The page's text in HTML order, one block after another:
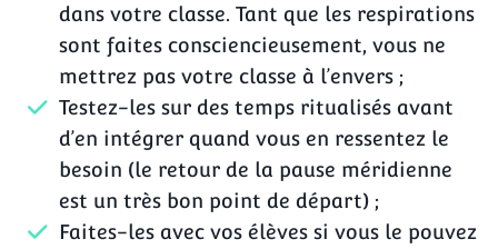
dans votre classe. Tant que les respirations
sont faites consciencieusement, vous ne
mettrez pas votre classe à l’envers ;
Testez-les sur des temps ritualisés avant
d’en intégrer quand vous en ressentez le
besoin (le retour de la pause méridienne
est un très bon point de départ) ;
Faites-les avec vos élèves si vous le pouvez